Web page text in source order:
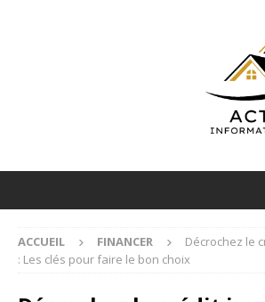
ACCUEIL FINANCER
Décrochez le
: Les clés pour faire le bon choix